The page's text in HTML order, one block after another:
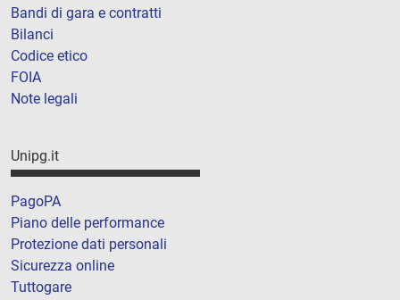
Bandi di gara e contratti
Bilanci
Codice etico
FOIA
Note legali
Unipg.it
PagoPA
Piano delle performance
Protezione dati personali
Sicurezza online
Tuttogare